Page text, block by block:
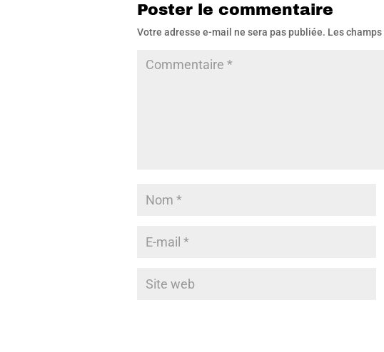
Poster le commentaire
Votre adresse e-mail ne sera pas publiée. Les